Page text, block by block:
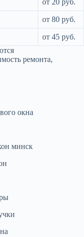
от 20 руб.
от 80 руб.
от 45 руб.
ремонта,